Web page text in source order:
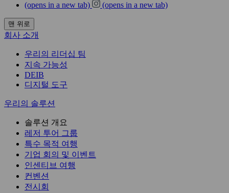
(opens in a new tab)
(opens in a new tab)
맨 위로
회사 소개
우리의 리더십 팀
지속 가능성
DEIB
디지털 도구
우리의 솔루션
솔루션 개요
레저 투어 그룹
특수 목적 여행
기업 회의 및 이벤트
인센티브 여행
컨벤션
전시회